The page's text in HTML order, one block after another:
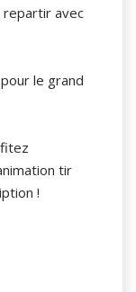
avec
le grand
tir
!